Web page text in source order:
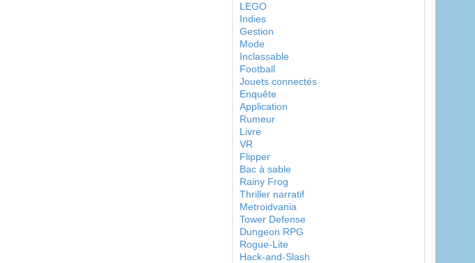
LEGO
Indies
Gestion
Mode
Inclassable
Football
Jouets connectés
Enquête
Application
Rumeur
Livre
VR
Flipper
Bac à sable
Rainy Frog
Thriller narratif
Metroidvania
Tower Defense
Dungeon RPG
Rogue-Lite
Hack-and-Slash